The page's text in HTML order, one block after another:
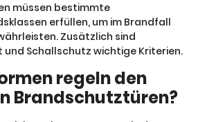
müssen bestimmte
erfüllen, um im Brandfall
Zusätzlich sind
und Schallschutz wichtige Kriterien.
regeln den
Brandschutztüren?